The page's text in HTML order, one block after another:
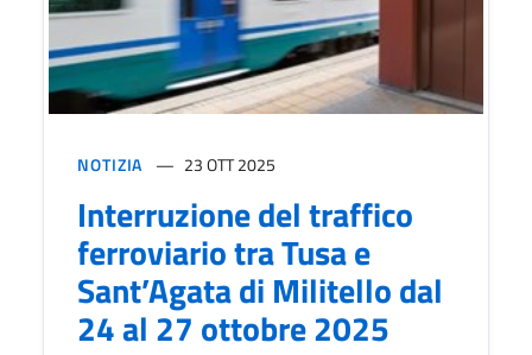
NOTIZIA 23 OTT 2025
Interruzione del traffico
ferroviario tra Tusa e
Sant’Agata di Militello dal
24 al 27 ottobre 2025